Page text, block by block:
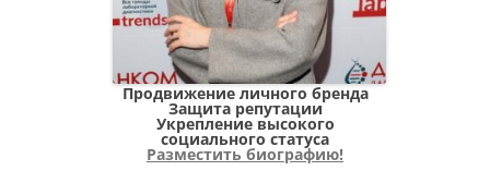
Продвижение личного бренда
Защита репутации
Укрепление высокого
социального статуса
Разместить биографию!